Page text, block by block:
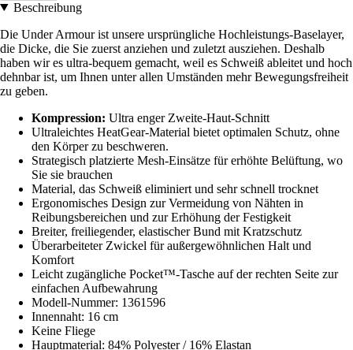
Beschreibung
Die Under Armour ist unsere ursprüngliche Hochleistungs-Baselayer,
die Dicke, die Sie zuerst anziehen und zuletzt ausziehen. Deshalb
haben wir es ultra-bequem gemacht, weil es Schweiß ableitet und hoch
dehnbar ist, um Ihnen unter allen Umständen mehr Bewegungsfreiheit
zu geben.
Kompression: Ultra enger Zweite-Haut-Schnitt
Ultraleichtes HeatGear-Material bietet optimalen Schutz, ohne
den Körper zu beschweren.
Strategisch platzierte Mesh-Einsätze für erhöhte Belüftung, wo
Sie sie brauchen
Material, das Schweiß eliminiert und sehr schnell trocknet
Ergonomisches Design zur Vermeidung von Nähten in
Reibungsbereichen und zur Erhöhung der Festigkeit
Breiter, freiliegender, elastischer Bund mit Kratzschutz
Überarbeiteter Zwickel für außergewöhnlichen Halt und
Komfort
Leicht zugängliche Pocket™-Tasche auf der rechten Seite zur
einfachen Aufbewahrung
Modell-Nummer: 1361596
Innennaht: 16 cm
Keine Fliege
Hauptmaterial: 84% Polyester / 16% Elastan